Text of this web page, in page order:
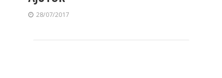
28/07/2017